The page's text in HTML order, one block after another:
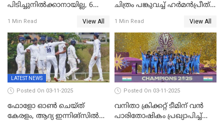
പിടിച്ചുനിൽക്കാനായില്ല, 6
കേരളത്തിന് ഇന്നിംഗ്സ്
തോല്‍വി
1 Min Read View All
ചിത്രം പങ്കുവച്ച് ഹര്‍മന്‍പ്രീത്
1 Min Read View All
LATEST NEWS
Posted On 03-11-2025
ഫോളോ ഓൺ ചെയ്ത്
കേരളം, ആദ്യ ഇന്നിങ്സിൽ
Posted On 03-11-2025
വനിതാ ക്രിക്കറ്റ് ടീമിന് വൻ
പാരിതോഷികം പ്രഖ്യാപിച്ച്